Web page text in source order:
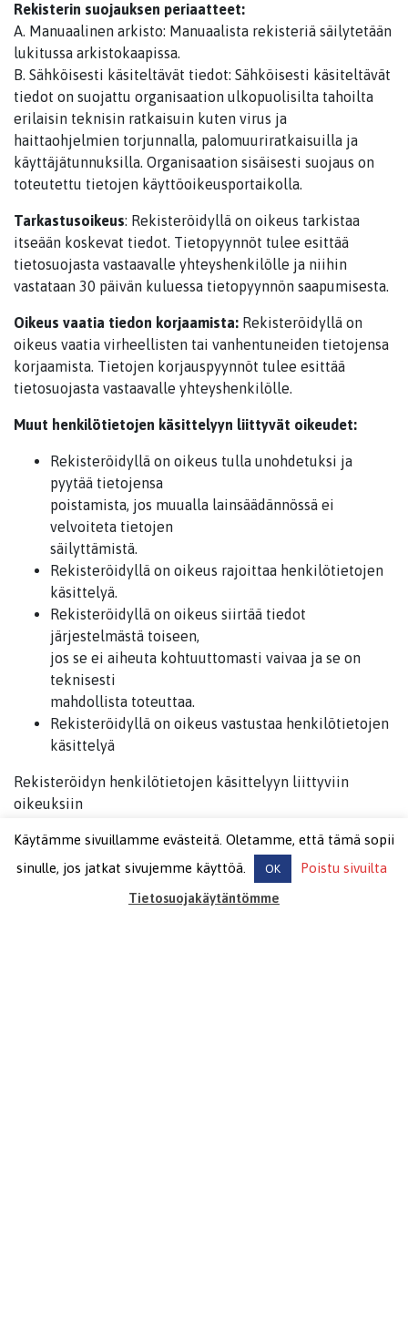
Rekisterin suojauksen periaatteet:
A. Manuaalinen arkisto: Manuaalista rekisteriä säilytetään
lukitussa arkistokaapissa.
B. Sähköisesti käsiteltävät tiedot: Sähköisesti käsiteltävät
tiedot on suojattu organisaation ulkopuolisilta tahoilta
erilaisin teknisin ratkaisuin kuten virus ja
haittaohjelmien torjunnalla, palomuuriratkaisuilla ja
käyttäjätunnuksilla. Organisaation sisäisesti suojaus on
toteutettu tietojen käyttöoikeusportaikolla.
Tarkastusoikeus: Rekisteröidyllä on oikeus tarkistaa
itseään koskevat tiedot. Tietopyynnöt tulee esittää
tietosuojasta vastaavalle yhteyshenkilölle ja niihin
vastataan 30 päivän kuluessa tietopyynnön saapumisesta.
Oikeus vaatia tiedon korjaamista: Rekisteröidyllä on
oikeus vaatia virheellisten tai vanhentuneiden tietojensa
korjaamista. Tietojen korjauspyynnöt tulee esittää
tietosuojasta vastaavalle yhteyshenkilölle.
Muut henkilötietojen käsittelyyn liittyvät oikeudet:
Rekisteröidyllä on oikeus tulla unohdetuksi ja
pyytää tietojensa
poistamista, jos muualla lainsäädännössä ei
velvoiteta tietojen
säilyttämistä.
Rekisteröidyllä on oikeus rajoittaa henkilötietojen
käsittelyä.
Rekisteröidyllä on oikeus siirtää tiedot
järjestelmästä toiseen,
jos se ei aiheuta kohtuuttomasti vaivaa ja se on
teknisesti
mahdollista toteuttaa.
Rekisteröidyllä on oikeus vastustaa henkilötietojen
käsittelyä
Rekisteröidyn henkilötietojen käsittelyyn liittyviin
oikeuksiin
yhteyshenkilölle
kirjallisena.
Käytämme sivuillamme evästeitä. Oletamme, että tämä sopii
sinulle, jos jatkat sivujemme käyttöä.
OK
Poistu sivuilta
Tietosuojakäytäntömme